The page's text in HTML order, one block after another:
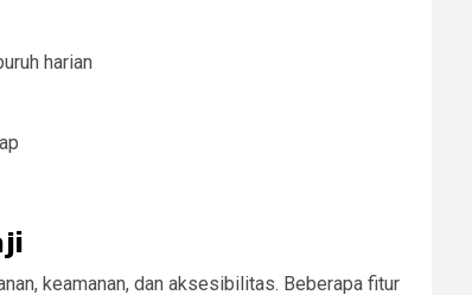
harian
keamanan, dan aksesibilitas. Beberapa fitur